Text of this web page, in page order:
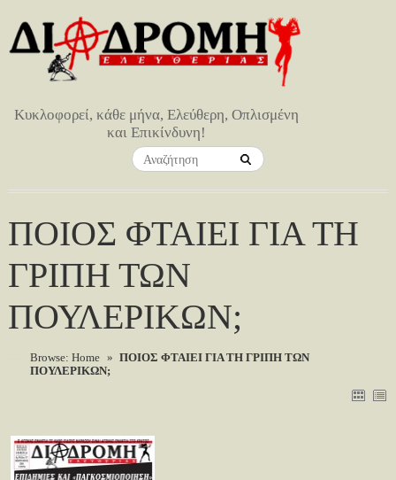
Κυκλοφορεί, κάθε μήνα, Ελεύθερη, Οπλισμένη
και Επικίνδυνη!
ΠΟΙΟΣ ΦΤΑΙΕΙ ΓΙΑ ΤΗ
ΓΡΙΠΗ ΤΩΝ
ΠΟΥΛΕΡΙΚΩΝ;
Browse: Home » ΠΟΙΟΣ ΦΤΑΙΕΙ ΓΙΑ ΤΗ ΓΡΙΠΗ ΤΩΝ
ΠΟΥΛΕΡΙΚΩΝ;